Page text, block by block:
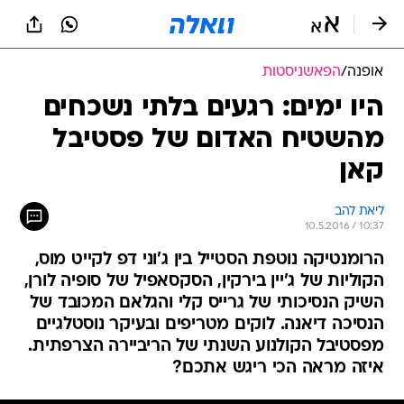
אופנה/הפאשניסטות
היו ימים: רגעים בלתי נשכחים
מהשטיח האדום של פסטיבל
קאן
ליאת להב
10.5.2016 / 10:37
הרומנטיקה נוטפת הסטייל בין ג'וני דפ לקייט מוס,
הקוליות של ג'יין בירקין, הסקסאפיל של סופיה לורן,
השיק הנסיכותי של גרייס קלי והגלאם המכובד של
הנסיכה דיאנה. לוקים מטריפים ובעיקר נוסטלגיים
מפסטיבל הקולנוע השנתי של הריביירה הצרפתית.
איזה מראה הכי ריגש אתכם?